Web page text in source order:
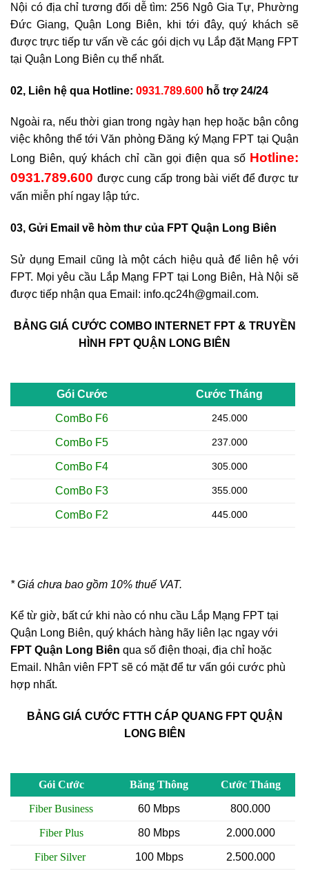
Nội có địa chỉ tương đối dễ tìm: 256 Ngô Gia Tự, Phường
Đức Giang, Quận Long Biên, khi tới đây, quý khách sẽ
được trực tiếp tư vấn về các gói dịch vụ Lắp đặt Mạng FPT
tại Quận Long Biên cụ thể nhất.
02, Liên hệ qua Hotline: 0931.789.600 hỗ trợ 24/24
Ngoài ra, nếu thời gian trong ngày hạn hẹp hoặc bận công
việc không thể tới Văn phòng Đăng ký Mạng FPT tại Quận
Long Biên, quý khách chỉ cần gọi điện qua số Hotline:
0931.789.600 được cung cấp trong bài viết để được tư
vấn miễn phí ngay lập tức.
03, Gửi Email về hòm thư của FPT Quận Long Biên
Sử dụng Email cũng là một cách hiệu quả để liên hệ với
FPT. Mọi yêu cầu Lắp Mạng FPT tại Long Biên, Hà Nội sẽ
được tiếp nhận qua Email: info.qc24h@gmail.com.
BẢNG GIÁ CƯỚC COMBO INTERNET FPT & TRUYỀN
HÌNH FPT QUẬN LONG BIÊN
Gói Cước Cước Tháng
ComBo F6 245.000
ComBo F5 237.000
ComBo F4 305.000
ComBo F3 355.000
ComBo F2 445.000
* Giá chưa bao gồm 10% thuế VAT.
Kể từ giờ, bất cứ khi nào có nhu cầu Lắp Mạng FPT tại
Quận Long Biên, quý khách hàng hãy liên lạc ngay với
FPT Quận Long Biên qua số điện thoại, địa chỉ hoặc
Email. Nhân viên FPT sẽ có mặt để tư vấn gói cước phù
hợp nhất.
BẢNG GIÁ CƯỚC FTTH CÁP QUANG FPT QUẬN
LONG BIÊN
Gói Cước Băng Thông Cước Tháng
Fiber Business 60 Mbps 800.000
Fiber Plus 80 Mbps 2.000.000
Fiber Silver 100 Mbps 2.500.000